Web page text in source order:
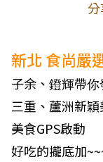
分
新北 食尚嚴
子余、 鐙輝帶你
三重、蘆洲新
美食GPS啟動
好吃的攏底加